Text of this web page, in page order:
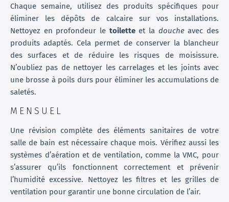
Chaque semaine, utilisez des produits spécifiques pour
éliminer les dépôts de calcaire sur vos installations.
Nettoyez en profondeur le toiletteet la doucheavec des
produits adaptés. Cela permet de conserver la blancheur
des surfaces et de réduire les risques de moisissure.
N’oubliez pas de nettoyer les carrelages et les joints avec
une brosse à poils durs pour éliminer les accumulations de
saletés.
MENSUEL
Une révision complète des éléments sanitaires de votre
salle de bain est nécessaire chaque mois. Vérifiez aussi les
systèmes d’aération et de ventilation, comme la VMC, pour
s’assurer qu’ils fonctionnent correctement et prévenir
l’humidité excessive. Nettoyez les filtres et les grilles de
ventilation pour garantir une bonne circulation de l’air.